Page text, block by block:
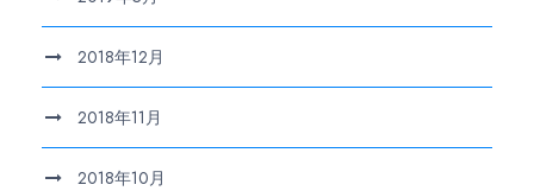
2018年12月
2018年11月
2018年10月